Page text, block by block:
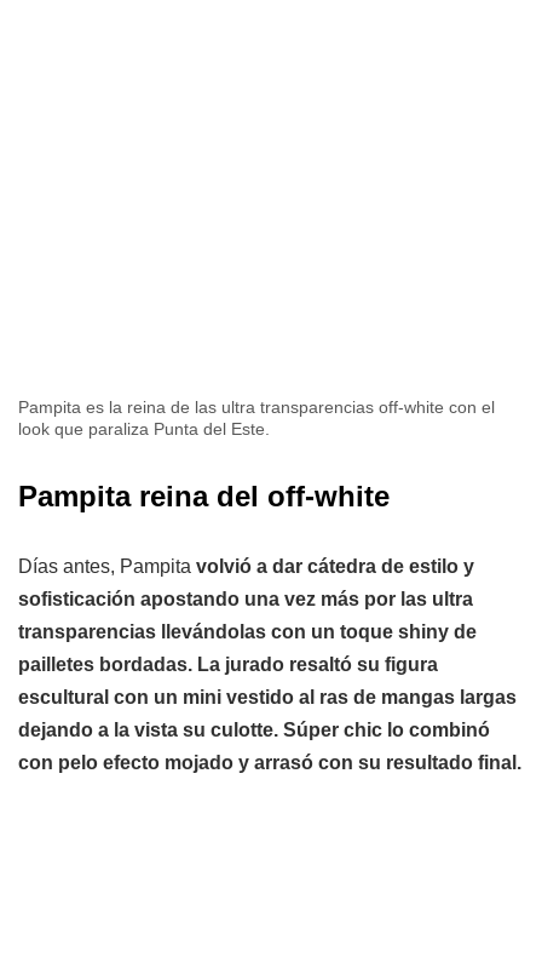
Pampita es la reina de las ultra transparencias off-white con el
look que paraliza Punta del Este.
Pampita reina del off-white
Días antes, Pampita volvió a dar cátedra de estilo y
sofisticación apostando una vez más por las ultra
transparencias llevándolas con un toque shiny de
pailletes bordadas. La jurado resaltó su figura
escultural con un mini vestido al ras de mangas largas
dejando a la vista su culotte. Súper chic lo combinó
con pelo efecto mojado y arrasó con su resultado final.